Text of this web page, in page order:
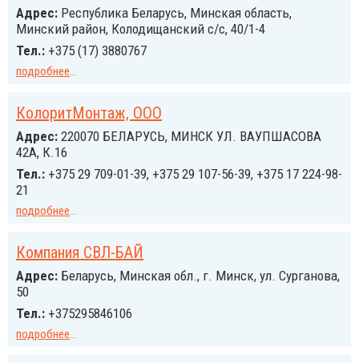
Адрес: Республика Беларусь, Минская область,
Минский район, Колодищанский с/с, 40/1-4
Тел.: +375 (17) 3880767
подробнее...
КолоритМонтаж, ООО
Адрес: 220070 БЕЛАРУСЬ, МИНСК УЛ. ВАУПШАСОВА
42А, К.16
Тел.: +375 29 709-01-39, +375 29 107-56-39, +375 17 224-98-
21
подробнее...
Компания СВЛ-БАЙ
Адрес: Беларусь, Минская обл., г. Минск, ул. Сурганова,
50
Тел.: +375295846106
подробнее...